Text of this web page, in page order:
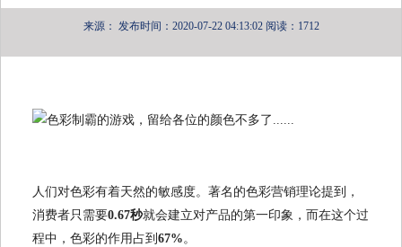
来源： 发布时间：2020-07-22 04:13:02 阅读：1712
人们对色彩有着天然的敏感度。著名的色彩营销理论提到，
消费者只需要0.67秒就会建立对产品的第一印象，而在这个过
程中，色彩的作用占到 67%。